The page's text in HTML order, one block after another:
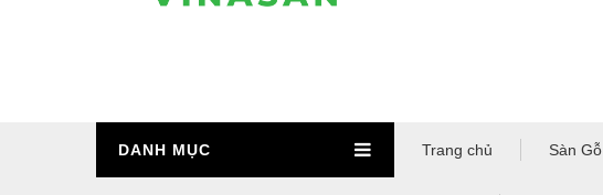
DANH MỤC Trang chủ Sàn Gỗ